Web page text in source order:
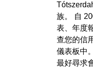
族。 自
表、年度
查您的信
儀表板中
最好尋求